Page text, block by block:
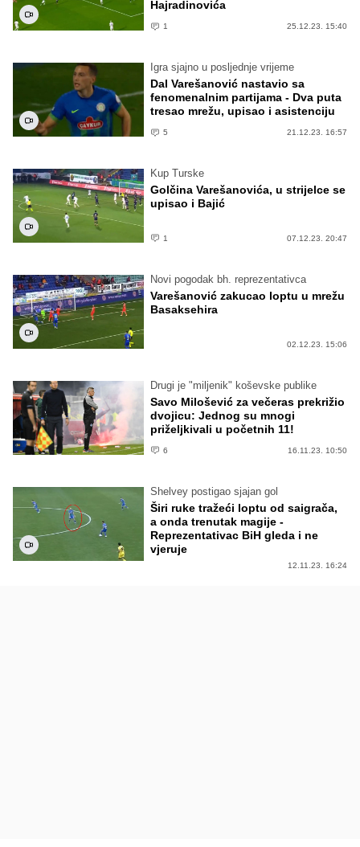
Hajradinovića
1 25.12.23. 15:40
Igra sjajno u posljednje vrijeme
Dal Varešanović nastavio sa
fenomenalnim partijama - Dva puta
tresao mrežu, upisao i asistenciju
5 21.12.23. 16:57
Kup Turske
Golčina Varešanovića, u strijelce se
upisao i Bajić
1 07.12.23. 20:47
Novi pogodak bh. reprezentativca
Varešanović zakucao loptu u mrežu
Basaksehira
02.12.23. 15:06
Drugi je "miljenik" koševske publike
Savo Milošević za večeras prekrižio
dvojicu: Jednog su mnogi
priželjkivali u početnih 11!
6 16.11.23. 10:50
Shelvey postigao sjajan gol
Širi ruke tražeći loptu od saigrača,
a onda trenutak magije -
Reprezentativac BiH gleda i ne
vjeruje
12.11.23. 16:24